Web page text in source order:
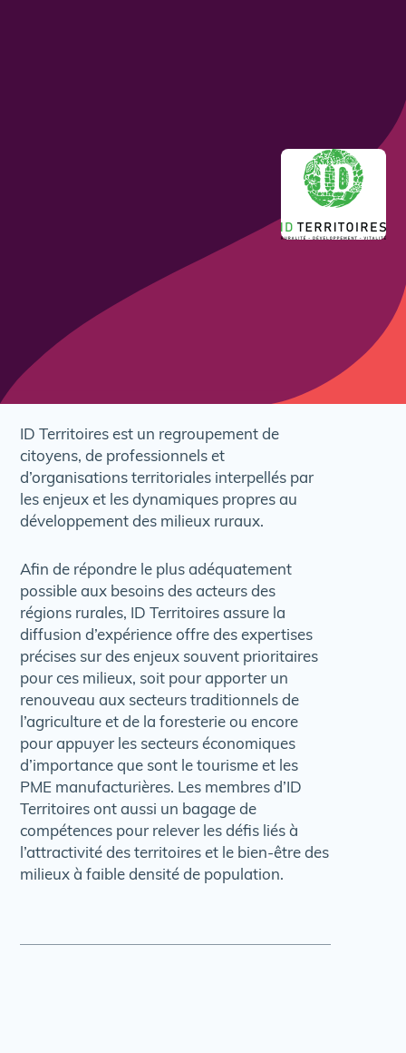
ID Territoires est un regroupement de
citoyens, de professionnels et
d’organisations territoriales interpellés par
les enjeux et les dynamiques propres au
développement des milieux ruraux.
Afin de répondre le plus adéquatement
possible aux besoins des acteurs des
régions rurales, ID Territoires assure la
diffusion d’expérience offre des expertises
précises sur des enjeux souvent prioritaires
pour ces milieux, soit pour apporter un
renouveau aux secteurs traditionnels de
l’agriculture et de la foresterie ou encore
pour appuyer les secteurs économiques
d’importance que sont le tourisme et les
PME manufacturières. Les membres d’ID
Territoires ont aussi un bagage de
compétences pour relever les défis liés à
l’attractivité des territoires et le bien-être des
milieux à faible densité de population.